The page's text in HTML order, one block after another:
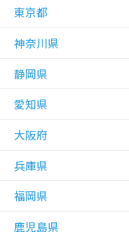
△在庫わずか
△在庫わずか
東京都
△在庫わずか
△在庫わずか
△在庫わずか
神奈川県
△在庫わずか
△在庫わずか
静岡県
△在庫わずか
愛知県
△在庫わずか
大阪府
△在庫わずか
兵庫県
△在庫わずか
福岡県
鹿児島県